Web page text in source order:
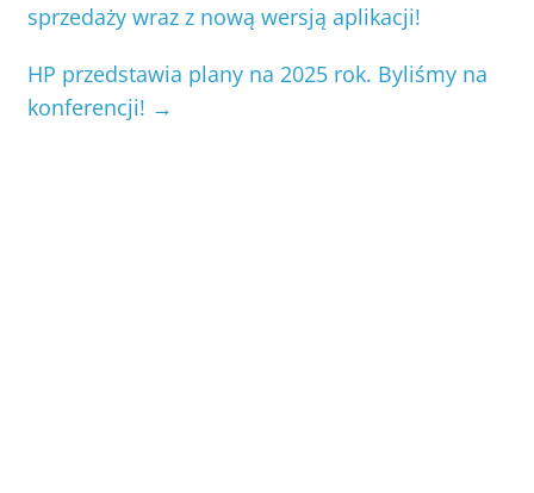
sprzedaży wraz z nową wersją aplikacji!
HP przedstawia plany na 2025 rok. Byliśmy na
konferencji! →